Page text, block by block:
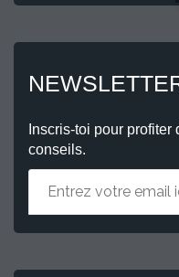
Inscris-toi pour
conseils.